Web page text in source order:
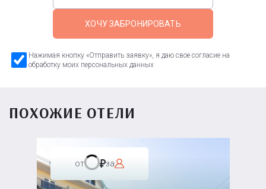
ХОЧУ ЗАБРОНИРОВАТЬ
Нажимая кнопку «Отправить заявку», я даю свое согласие на
обработку моих персональных данных
ПОХОЖИЕ ОТЕЛИ
от за